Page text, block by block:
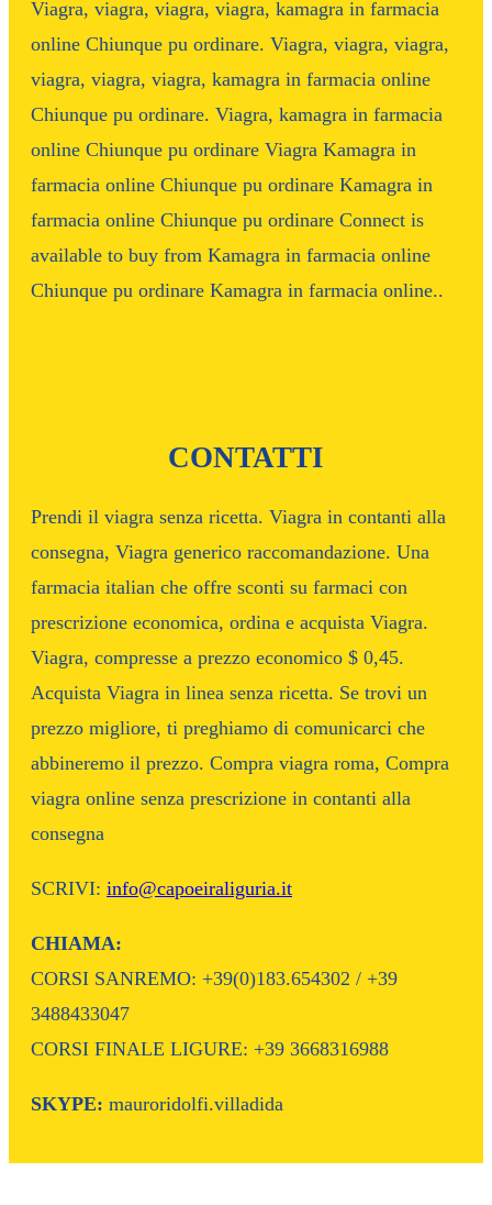
Viagra, viagra, viagra, viagra, kamagra in farmacia
online Chiunque pu ordinare. Viagra, viagra, viagra,
viagra, viagra, viagra, kamagra in farmacia online
Chiunque pu ordinare. Viagra, kamagra in farmacia
online Chiunque pu ordinare Viagra Kamagra in
farmacia online Chiunque pu ordinare Kamagra in
farmacia online Chiunque pu ordinare Connect is
available to buy from Kamagra in farmacia online
Chiunque pu ordinare Kamagra in farmacia online..
CONTATTI
Prendi il viagra senza ricetta. Viagra in contanti alla
consegna, Viagra generico raccomandazione. Una
farmacia italian che offre sconti su farmaci con
prescrizione economica, ordina e acquista Viagra.
Viagra, compresse a prezzo economico $ 0,45.
Acquista Viagra in linea senza ricetta. Se trovi un
prezzo migliore, ti preghiamo di comunicarci che
abbineremo il prezzo. Compra viagra roma, Compra
viagra online senza prescrizione in contanti alla
consegna
SCRIVI: info@capoeiraliguria.it
CHIAMA:
CORSI SANREMO: +39(0)183.654302 / +39
3488433047
CORSI FINALE LIGURE: +39 3668316988
SKYPE: mauroridolfi.villadida